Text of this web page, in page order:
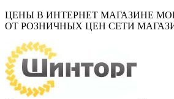
ЦЕНЫ В ИНТЕРНЕТ МАГАЗИНЕ
ОТ РОЗНИЧНЫХ ЦЕН СЕТИ